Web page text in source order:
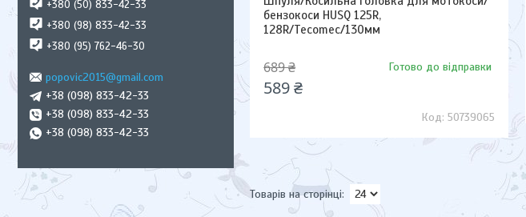
бензокоси HUSQ 125R,
128R/Tecomec/130мм
689 ₴
589 ₴
Готово до відправки
50739065
+380 (50) 833-42-33
+380 (98) 833-42-33
+380 (95) 762-46-30
popovic2015@gmail.com
+38 (098) 833-42-33
+38 (098) 833-42-33
+38 (098) 833-42-33